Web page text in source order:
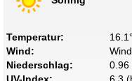
Temperatur:
Wind:
Niederschlag:
0.96